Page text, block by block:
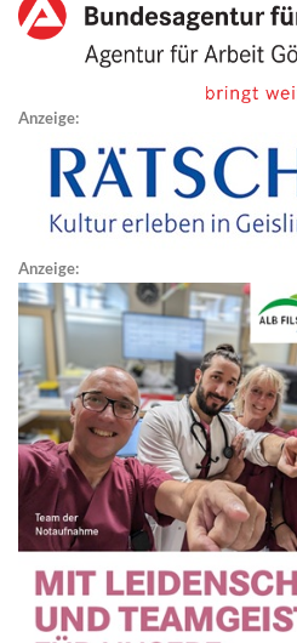
Anzeige:
Anzeige: